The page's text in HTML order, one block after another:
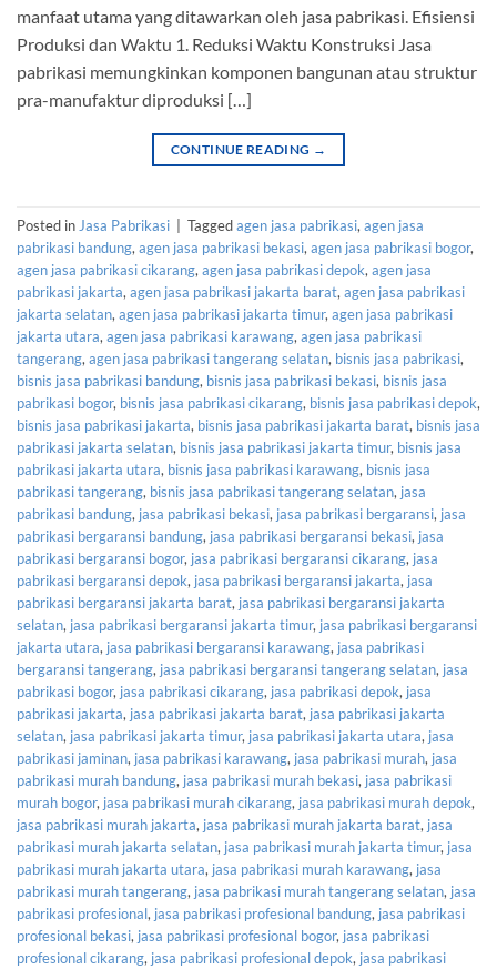
manfaat utama yang ditawarkan oleh jasa pabrikasi. Efisiensi
Produksi dan Waktu 1. Reduksi Waktu Konstruksi Jasa
pabrikasi memungkinkan komponen bangunan atau struktur
pra-manufaktur diproduksi […]
CONTINUE READING →
Posted in Jasa Pabrikasi Taggedagen jasa pabrikasi, agen jasa
pabrikasi bandung, agen jasa pabrikasi bekasi, agen jasa pabrikasi bogor,
agen jasa pabrikasi cikarang, agen jasa pabrikasi depok, agen jasa
pabrikasi jakarta, agen jasa pabrikasi jakarta barat, agen jasa pabrikasi
jakarta selatan, agen jasa pabrikasi jakarta timur, agen jasa pabrikasi
jakarta utara, agen jasa pabrikasi karawang, agen jasa pabrikasi
tangerang, agen jasa pabrikasi tangerang selatan, bisnis jasa pabrikasi,
bisnis jasa pabrikasi bandung, bisnis jasa pabrikasi bekasi, bisnis jasa
pabrikasi bogor, bisnis jasa pabrikasi cikarang, bisnis jasa pabrikasi depok,
bisnis jasa pabrikasi jakarta, bisnis jasa pabrikasi jakarta barat, bisnis jasa
pabrikasi jakarta selatan, bisnis jasa pabrikasi jakarta timur, bisnis jasa
pabrikasi jakarta utara, bisnis jasa pabrikasi karawang, bisnis jasa
pabrikasi tangerang, bisnis jasa pabrikasi tangerang selatan, jasa
pabrikasi bandung, jasa pabrikasi bekasi, jasa pabrikasi bergaransi, jasa
pabrikasi bergaransi bandung, jasa pabrikasi bergaransi bekasi, jasa
pabrikasi bergaransi bogor, jasa pabrikasi bergaransi cikarang, jasa
pabrikasi bergaransi depok, jasa pabrikasi bergaransi jakarta, jasa
pabrikasi bergaransi jakarta barat, jasa pabrikasi bergaransi jakarta
selatan, jasa pabrikasi bergaransi jakarta timur, jasa pabrikasi bergaransi
jakarta utara, jasa pabrikasi bergaransi karawang, jasa pabrikasi
bergaransi tangerang, jasa pabrikasi bergaransi tangerang selatan, jasa
pabrikasi bogor, jasa pabrikasi cikarang, jasa pabrikasi depok, jasa
pabrikasi jakarta, jasa pabrikasi jakarta barat, jasa pabrikasi jakarta
selatan, jasa pabrikasi jakarta timur, jasa pabrikasi jakarta utara, jasa
pabrikasi jaminan, jasa pabrikasi karawang, jasa pabrikasi murah, jasa
pabrikasi murah bandung, jasa pabrikasi murah bekasi, jasa pabrikasi
murah bogor, jasa pabrikasi murah cikarang, jasa pabrikasi murah depok,
jasa pabrikasi murah jakarta, jasa pabrikasi murah jakarta barat, jasa
pabrikasi murah jakarta selatan, jasa pabrikasi murah jakarta timur, jasa
pabrikasi murah jakarta utara, jasa pabrikasi murah karawang, jasa
pabrikasi murah tangerang, jasa pabrikasi murah tangerang selatan, jasa
pabrikasi profesional, jasa pabrikasi profesional bandung, jasa pabrikasi
profesional bekasi, jasa pabrikasi profesional bogor, jasa pabrikasi
profesional cikarang, jasa pabrikasi profesional depok, jasa pabrikasi